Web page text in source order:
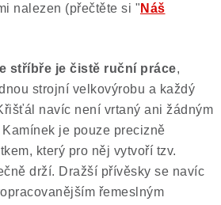
nalezen (přečtěte si " Náš
stříbře je čistě ruční práce,
strojní velkovýrobu a každý
navíc není vrtaný ani žádným
je pouze precizně
který pro něj vytvoří tzv.
drží. Dražší přívěsky se navíc
řemeslným